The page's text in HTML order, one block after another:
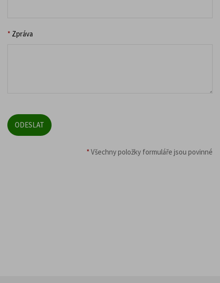
* Zpráva
*Všechny položky formuláře jsou povinné